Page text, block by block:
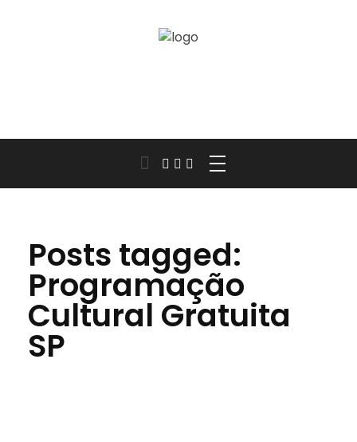
Posts tagged:
Programação
Cultural Gratuita
SP